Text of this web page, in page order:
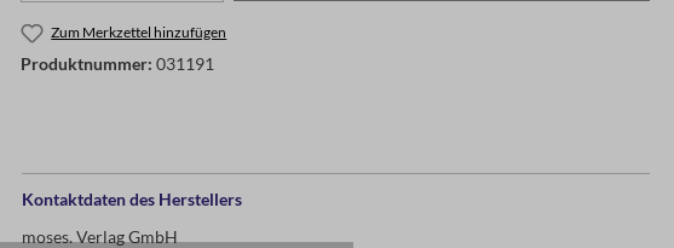
Zum Merkzettel hinzufügen
Produktnummer: 031191
Kontaktdaten des Herstellers
moses. Verlag GmbH